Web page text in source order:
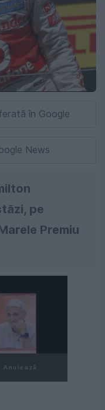
în Google
News
pe
Premiu
Anulează